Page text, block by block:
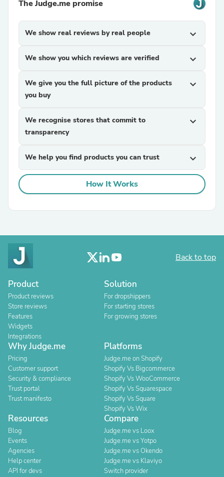
The Judge.me promise
We show real reviews by real people expand_more
We show you which reviews are verified expand_more
We give you the full picture of the products
you buy
expand_more
We recognise stores that commit to
transparency
expand_more
We help you find products you can trust expand_more
How It Works
Back to top
Product
Product reviews
Store reviews
Features
Widgets
Integrations
Solution
For dropshippers
For starting stores
For growing stores
Why Judge.me
Pricing
Customer support
Security & compliance
Trust portal
Trust manifesto
Platforms
Judge.me on Shopify
Shopify Vs Bigcommerce
Shopify Vs WooCommerce
Shopify Vs Squarespace
Shopify Vs Square
Shopify Vs Wix
Resources
Blog
Events
Agencies
Help center
API for devs
Compare
Judge.me vs Loox
Judge.me vs Yotpo
Judge.me vs Okendo
Judge.me vs Klaviyo
Switch provider